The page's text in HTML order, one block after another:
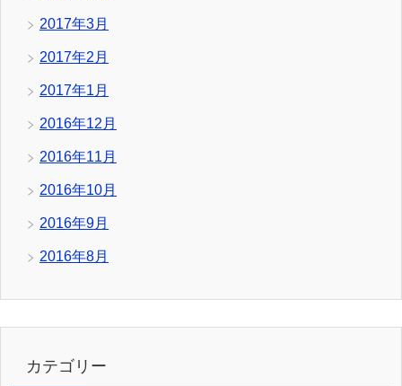
2017年3月
2017年2月
2017年1月
2016年12月
2016年11月
2016年10月
2016年9月
2016年8月
カテゴリー